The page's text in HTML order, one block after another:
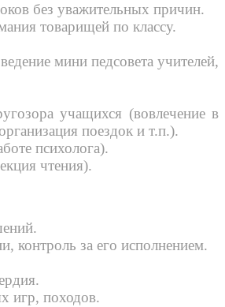
без уважительных причин.
товарищей по классу.
мини педсовета учителей,
учащихся (вовлечение в
поездок и т.п.).
психолога).
чтения).
контроль за его исполнением.
игр, походов.